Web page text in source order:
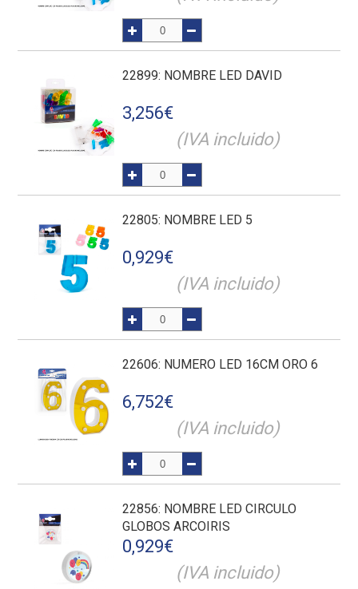
22899: NOMBRE LED DAVID
3,256€
(IVA incluido)
22805: NOMBRE LED 5
0,929€
(IVA incluido)
22606: NUMERO LED 16CM ORO 6
6,752€
(IVA incluido)
22856: NOMBRE LED CIRCULO
GLOBOS ARCOIRIS
0,929€
(IVA incluido)